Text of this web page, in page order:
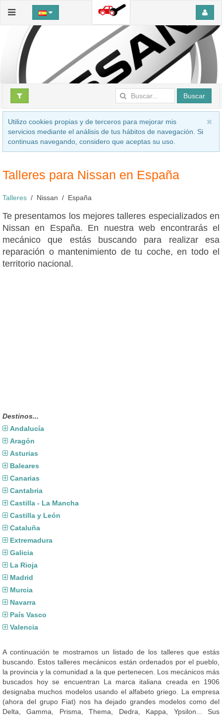
Buscar
Utilizo cookies propias y de terceros para mejorar mis
servicios mediante el análisis de tus hábitos de navegación. Si
continuas navegando, considero que aceptas su uso.
Talleres para Nissan en España
Talleres Nissan España
Te presentamos los mejores talleres especializados en
Nissan en España. En nuestra web encontrarás el
mecánico que estás buscando para realizar esa
reparación o mantenimiento de tu coche, en todo el
territorio nacional.
Destinos...
Andalucía
Aragón
Asturias
Baleares
Canarias
Cantabria
Castilla - La Mancha
Castilla y León
Cataluña
Extremadura
Galicia
La Rioja
Madrid
Murcia
Navarra
País Vasco
Valencia
A continuación te mostramos un listado de los talleres que estás
buscando. Estos talleres mecánicos están ordenados por el pueblo,
la provincia y la comunidad a la que pertenecen. Los mecánicos más
buscados hoy se encuentran La marca italiana creada en 1906
designaba muchos modelos usando el alfabeto griego. La empresa
(ahora del grupo Fiat) nos ha dejado grandes modelos como del
Delta, Gamma, Prisma, Thema, Dedra, Kappa, Ypsilon... Sus